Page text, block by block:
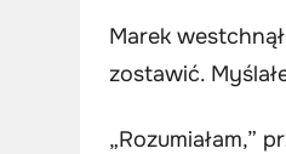
Marek
zostawić.
„Rozumiałam,”